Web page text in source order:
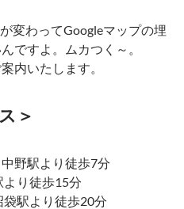
変わってGoogleマップの埋
ですよ。ムカつく～。
内いたします。
＞
野駅より徒歩7分
り徒歩15分
駅より徒歩20分